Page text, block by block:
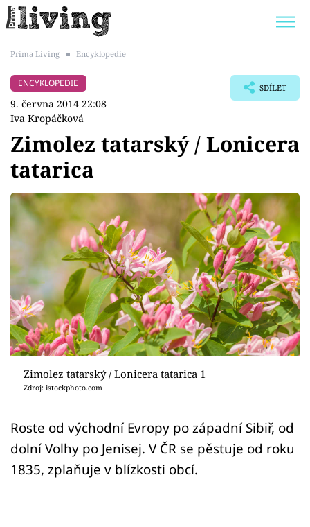
BYDLENÍ SLAVNÝCH
Témata
Bydlení
Zahrada
Design
Sledujte prima+
Přihlášení
Prima Living ■ Encyklopedie
ENCYKLOPEDIE
9. června 2014 22:08
Iva Kropáčková
SDÍLET
Zimolez tatarský / Lonicera
tatarica
Zimolez tatarský / Lonicera tatarica 1
Zdroj: istockphoto.com
Roste od východní Evropy po západní Sibiř, od
dolní Volhy po Jenisej. V ČR se pěstuje od roku
1835, zplaňuje v blízkosti obcí.